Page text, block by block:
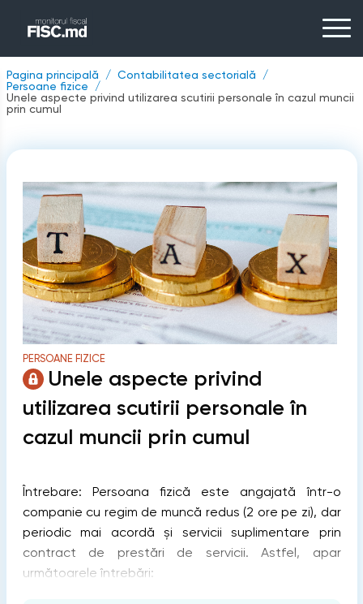
Pagina principală
Contabilitatea sectorială
Persoane fizice
Unele aspecte privind utilizarea scutirii personale în cazul muncii
prin cumul
PERSOANE FIZICE
Unele aspecte privind
utilizarea scutirii personale în
cazul muncii prin cumul
Întrebare: Persoana fizică este angajată într-o
companie cu regim de muncă redus (2 ore pe zi), dar
periodic mai acordă și servicii suplimentare prin
contract de prestări de servicii. Astfel, apar
următoarele întrebări: